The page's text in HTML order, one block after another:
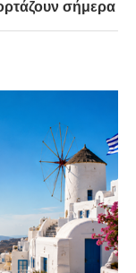
σήμερα